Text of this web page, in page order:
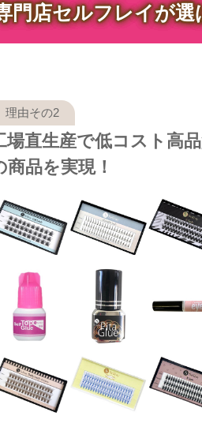
門店セルフレイが選
場直生産で低コスト高
商品を実現！